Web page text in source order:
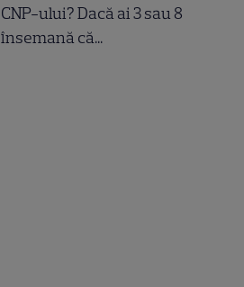
CNP-ului? Dacă ai 3 sau 8
însemană că...